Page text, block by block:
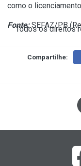
como o
Fonte:SEFAZ/PB (
Todos os direitos
Compartilhe: